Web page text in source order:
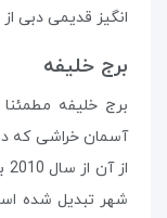
انگیز قدیمی دبی از دوره بین 1948
برج خلیفه
برج خلیفه
شهر تبدیل شده